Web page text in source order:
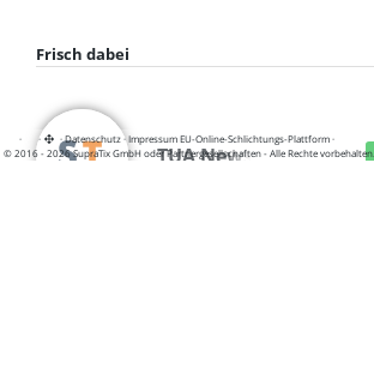
Frisch dabei
TUA News
· · ·Datenschutz·Impressum EU-Online-Schlichtungs-Plattform·
© 2016 - 2026 SupraTix GmbH oder Partnergesellschaften - Alle Rechte vorbehalten.